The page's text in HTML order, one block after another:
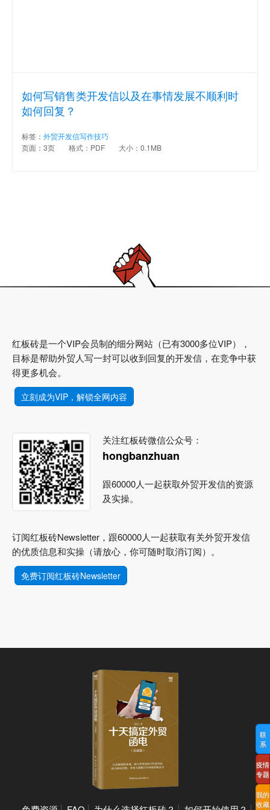
如何写销售类开发信以及在事情发展不顺利时
如何回复？
标签： 外贸开发信写作技巧
页面：3页
格式：PDF 大小：0.1MB
红板砖是一个VIP会员制的细分网站（已有3000多位VIP），
目标是帮助外贸人写一封可以收到回复的开发信，在竞争中获
得更多机会。
立刻成为VIP，解锁全网内容
关注红板砖微信公众号：
hongbanzhuan
跟60000人一起获取外贸开发信的资源
及实操。
订阅红板砖Newsletter，跟60000人一起获取有关外贸开发信
的优质信息和实操（请放心，你可随时取消订阅）。
免费订阅红板砖Newsletter
联
系
疫情
专题
我的
收藏